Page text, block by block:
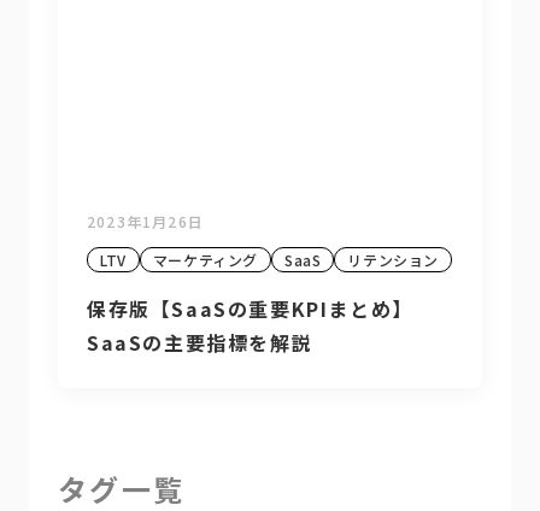
2023年1月26日
LTV
マーケティング SaaS リテンション
保存版【SaaSの重要KPIまとめ】
SaaSの主要指標を解説
タグ一覧